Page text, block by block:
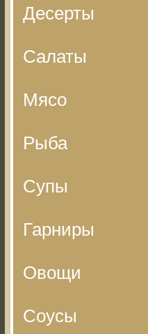
Десерты
Салаты
Мясо
Рыба
Супы
Гарниры
Овощи
Соусы